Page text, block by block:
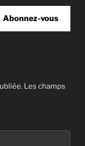
Abonnez-vous
Les champs